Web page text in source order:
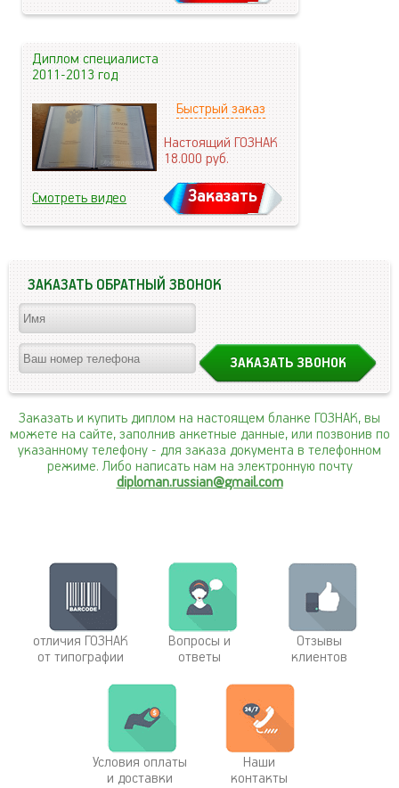
Диплом специалиста
2011-2013 год
Быстрый заказ
Настоящий ГОЗНАК
18.000руб.
Смотреть видео Заказать
ЗАКАЗАТЬ ОБРАТНЫЙ ЗВОНОК
Заказать и купить диплом на настоящем бланке ГОЗНАК, вы
можете на сайте, заполнив анкетные данные, или позвонив по
указанному телефону - для заказа документа в телефонном
режиме. Либо написать нам на электронную почту
diploman.russian@gmail.com
отличия ГОЗНАК
от типографии
Вопросы и
ответы
Отзывы
клиентов
Условия оплаты
и доставки
Наши
контакты